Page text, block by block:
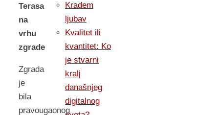
Terasa
na
vrhu
zgrade
Zgrada
je
bila
pravougaonog
Kradem
ljubav
Kvalitet ili
kvantitet: Ko
je stvarni
kralj
današnjeg
digitalnog